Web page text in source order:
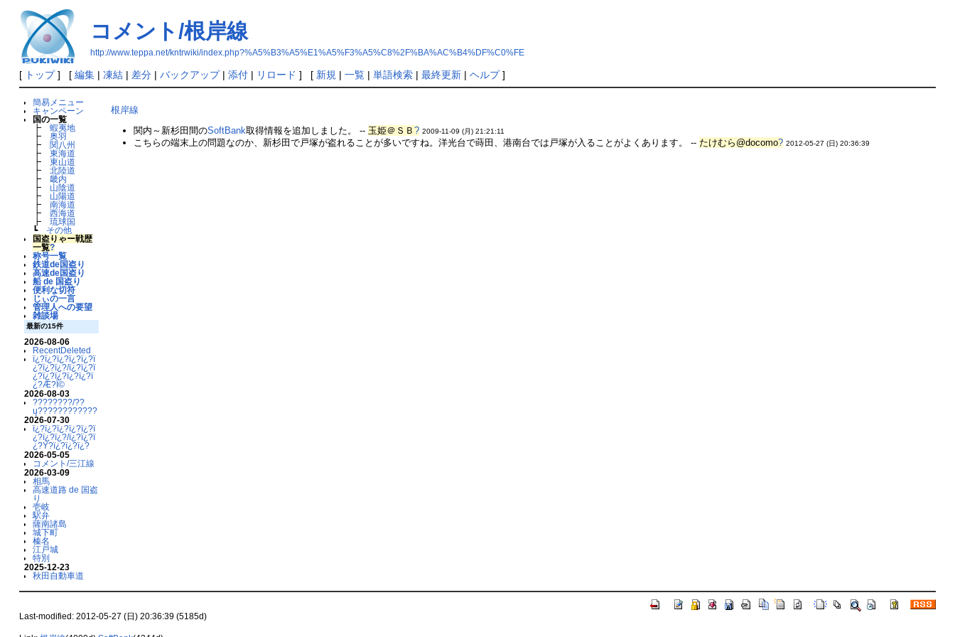
コメント/根岸線
http://www.teppa.net/kntrwiki/index.php?%A5%B3%A5%E1%A5%F3%A5%C8%2F%BA%AC%B4%DF%C0%FE
[ トップ] [ 編集| 凍結| 差分| バックアップ| 添付| リロード ] [ 新規 | 一覧| 単語検索| 最終更新| ヘルプ]
簡易メニュー
キャンペーン
国の一覧
┣ 蝦夷地
┣ 奥羽
┣
関八州
┣ 東海道
┣ 東山道
┣ 北陸道
┣ 畿内
┣
山陰道
┣
山陽道
┣ 南海道
┣ 西海道
┣ 琉球国
┗
その他
国盗りゃー戦歴
一覧?
称号一覧
鉄道de国盗り
高速de国盗り
船 de 国盗り
便利な切符
じぃの一言
管理人への要望
雑談場
最新の15件
2026-08-06
RecentDeleted
ï¿?ï¿?ï¿?ï¿?ï¿?ï
¿?ï¿?ï¿?/ï¿?ï¿?ï
¿?ï¿?ï¿?ï¿?ï¿?ï
¿?Æ?Ï©
2026-08-03
????????/??
ų????????????
2026-07-30
ï¿?ï¿?ï¿?ï¿?ï¿?ï
¿?ï¿?ï¿?/ï¿?ï¿?ï
¿?Ý?ï¿?ï¿?ï¿?
2026-05-05
コメント/三江線
2026-03-09
相馬
高速道路 de 国盗
り
壱岐
駅弁
薩南諸島
城下町
榛名
江戸城
特別
2025-12-23
秋田自動車道
根岸線
関内～新杉田間のSoftBank取得情報を追加しました。 -- 玉姫＠ＳＢ? 2009-11-09 (月) 21:21:11
こちらの端末上の問題なのか、新杉田で戸塚が盗れることが多いですね。洋光台で蒔田、港南台では戸塚が入ることがよくあります。 -- たけむら@docomo? 2012-05-27 (日) 20:36:39
Last-modified: 2012-05-27 (日) 20:36:39 (5185d)